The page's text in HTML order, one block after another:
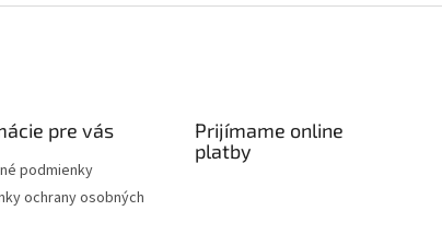
pre vás
podmienky
ochrany osobných
Prijímame online
platby